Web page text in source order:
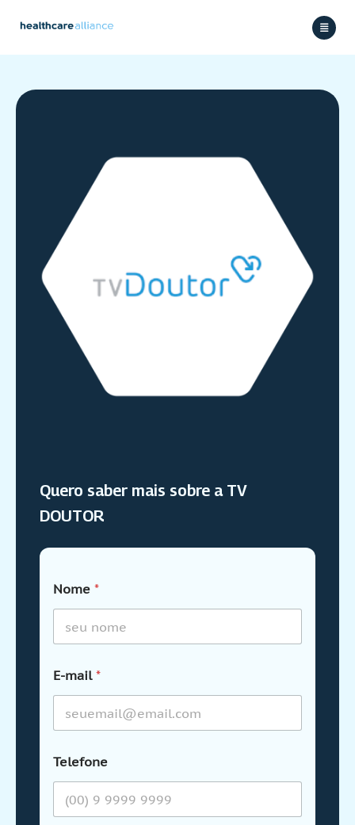
Quero saber mais sobre a TV
DOUTOR
Nome *
E-mail *
Telefone